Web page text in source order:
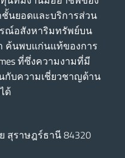
ชั้นยอดและบริการส่วน
ณ์อสังหาริมทรัพย์บน
ค้นพบแก่นแท้ของการ
ที่ซึ่งความงามที่มี
กับความเชี่ยวชาญด้าน
ด้
สุราษฎร์ธานี 84320